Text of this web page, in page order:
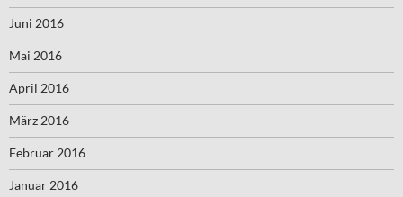
Juni 2016
Mai 2016
April 2016
März 2016
Februar 2016
Januar 2016